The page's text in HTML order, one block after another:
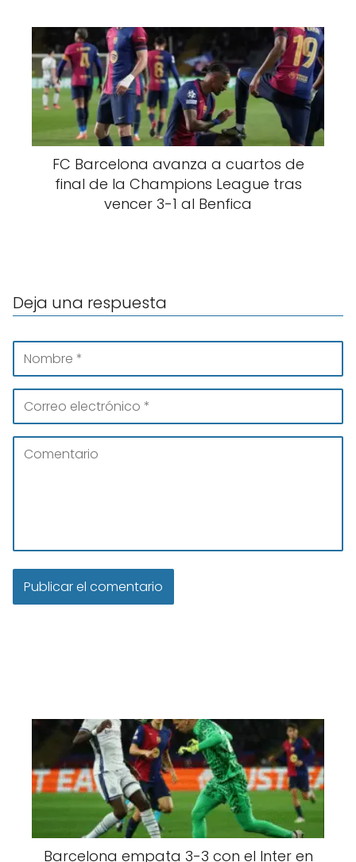
FC Barcelona avanza a cuartos de
final de la Champions League tras
vencer 3-1 al Benfica
Deja una respuesta
Barcelona empata 3-3 con el Inter en